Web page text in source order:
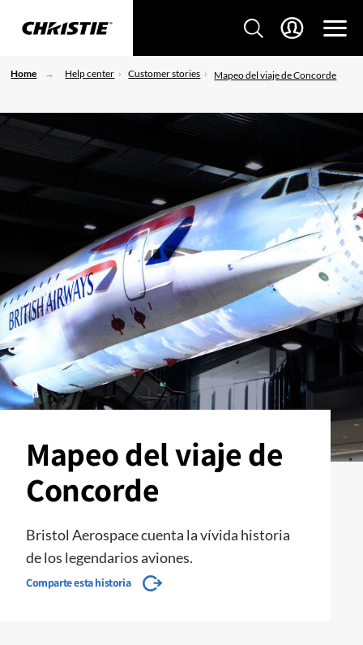
Home Help center Customer stories Mapeo del viaje de Concorde
Mapeo del viaje de
Concorde
Bristol Aerospace cuenta la vívida historia
de los legendarios aviones.
Comparte esta historia